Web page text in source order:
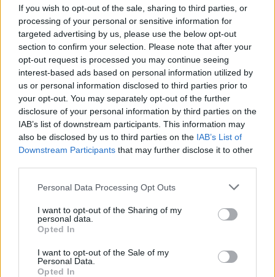
If you wish to opt-out of the sale, sharing to third parties, or
processing of your personal or sensitive information for
targeted advertising by us, please use the below opt-out
section to confirm your selection. Please note that after your
opt-out request is processed you may continue seeing
interest-based ads based on personal information utilized by
us or personal information disclosed to third parties prior to
your opt-out. You may separately opt-out of the further
disclosure of your personal information by third parties on the
IAB’s list of downstream participants. This information may
also be disclosed by us to third parties on the IAB’s List of
Downstream Participants that may further disclose it to other
Please note that this website/app uses one or more Google
not limited to your visit or usage behaviour. You may click to
grant or deny consent to Google and its third-party tags to
use your data for below specified purposes in below Google
consent section.
Personal Data Processing Opt Outs
I want to opt-out of the Sharing of my
personal data.
Opted In
I want to opt-out of the Sale of my
Personal Data.
Opted In
Követem
#BULVÁR #RIHANNA #TERHESSÉG
#BEJELENTÉS #SUPER BOWL #GYEREK
Népszerű